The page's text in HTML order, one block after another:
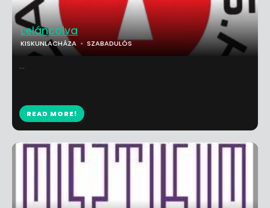
Leláncolva
KISKUNLACHÁZA SZABADULÓS
...
READ MORE!